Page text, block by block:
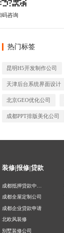
热门标签
昆明H5开发制作公司
天津后台系统界面设计
北京GEO优化公司
成都PPT排版美化公司
装修|报修|贷款
成都全屋定制公司
成都企业贷款申请
北欧风装修
别墅装修公司